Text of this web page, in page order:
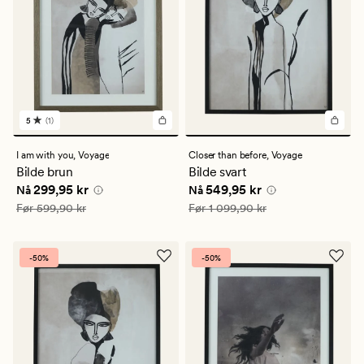
1
anmeldelser
med
en
gjennomsnittlig
vurdering
på
5
5 (1)
I am with you,Voyage
Bilde brun
Nåværende pris
Nå299,95 kr
Vanlig pris 599,90 kr
Før599,90 kr
Closer than before, Voyage
Bilde svart
Nåværende pris
Nå549,95 kr
Vanlig pris 1 099,90 kr
Før1 099,90 kr
-50% -50%